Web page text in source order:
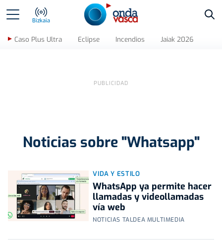
Bizkaia
Caso Plus Ultra Eclipse Incendios Jaiak 2026
Noticias sobre "Whatsapp"
VIDA Y ESTILO
WhatsApp ya permite hacer
llamadas y videollamadas
vía web
NOTICIAS TALDEA MULTIMEDIA